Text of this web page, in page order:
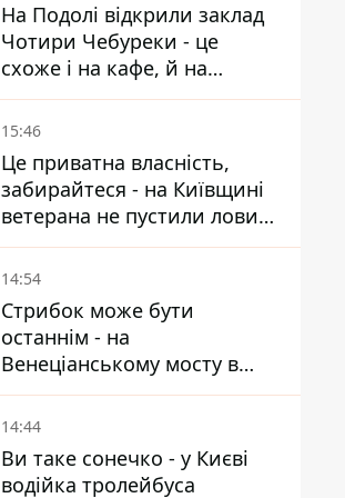
На Подолі відкрили заклад
Чотири Чебуреки - це
схоже і на кафе, й на
фастфуд
15:46
Це приватна власність,
забирайтеся - на Київщині
ветерана не пустили ловити
рибу в озері
14:54
Стрибок може бути
останнім - на
Венеціанському мосту в
Гідропарку встановили
таблички для відчайдухів
14:44
Ви таке сонечко - у Києві
водійка тролейбуса